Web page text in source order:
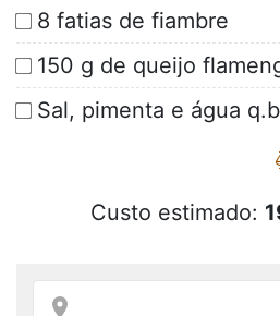
8 fatias de fiambre
150 g de queijo
Sal, pimenta e água
Custo estimado: